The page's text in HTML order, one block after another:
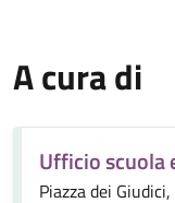
A cura di
Ufficio scuola
Piazza dei